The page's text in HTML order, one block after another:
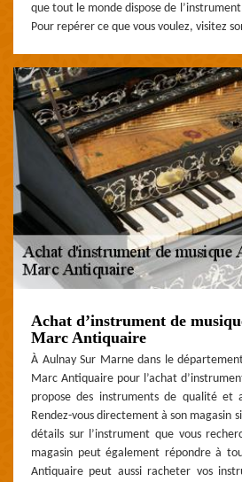
que tout le monde dispose de
Pour repérer ce que vous voulez, visitez
Achat d’instrument de
Marc Antiquaire
À Aulnay Sur Marne dans le
Marc Antiquaire pour l’achat
propose des instruments de qualité et
Rendez-vous directement à son magasin
détails sur l’instrument que vous
magasin peut également répondre à
Antiquaire peut aussi racheter vos